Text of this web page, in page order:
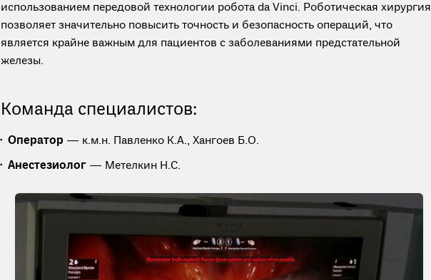
использованием передовой технологии робота da Vinci. Роботическая хирургия
позволяет значительно повысить точность и безопасность операций, что
является крайне важным для пациентов с заболеваниями предстательной
железы.
Команда специалистов:
Оператор — к.м.н. Павленко К.А., Хангоев Б.О.
Анестезиолог — Метелкин Н.С.